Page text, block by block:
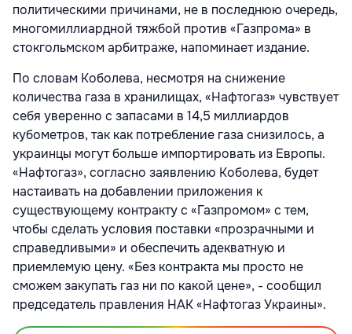
политическими причинами, не в последнюю очередь,
многомиллиардной тяжбой против «Газпрома» в
стокгольмском арбитраже, напоминает издание.
По словам Коболева, несмотря на снижение
количества газа в хранилищах, «Нафтогаз» чувствует
себя уверенно с запасами в 14,5 миллиардов
кубометров, так как потребление газа снизилось, а
украинцы могут больше импортировать из Европы.
«Нафтогаз», согласно заявлению Коболева, будет
настаивать на добавлении приложения к
существующему контракту с «Газпромом» с тем,
чтобы сделать условия поставки «прозрачными и
справедливыми» и обеспечить адекватную и
приемлемую цену. «Без контракта мы просто не
сможем закупать газ ни по какой цене», - сообщил
председатель правления НАК «Нафтогаз Украины».